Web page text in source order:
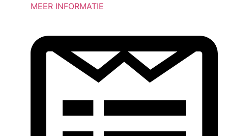
MEER INFORMATIE